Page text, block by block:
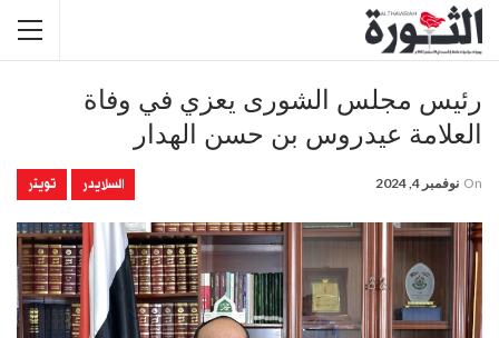
رئيس مجلس الشورى يعزي في وفاة
العلامة عيدروس بن حسن الهدار
السلايدر تويتر On نوفمبر 4, 2024